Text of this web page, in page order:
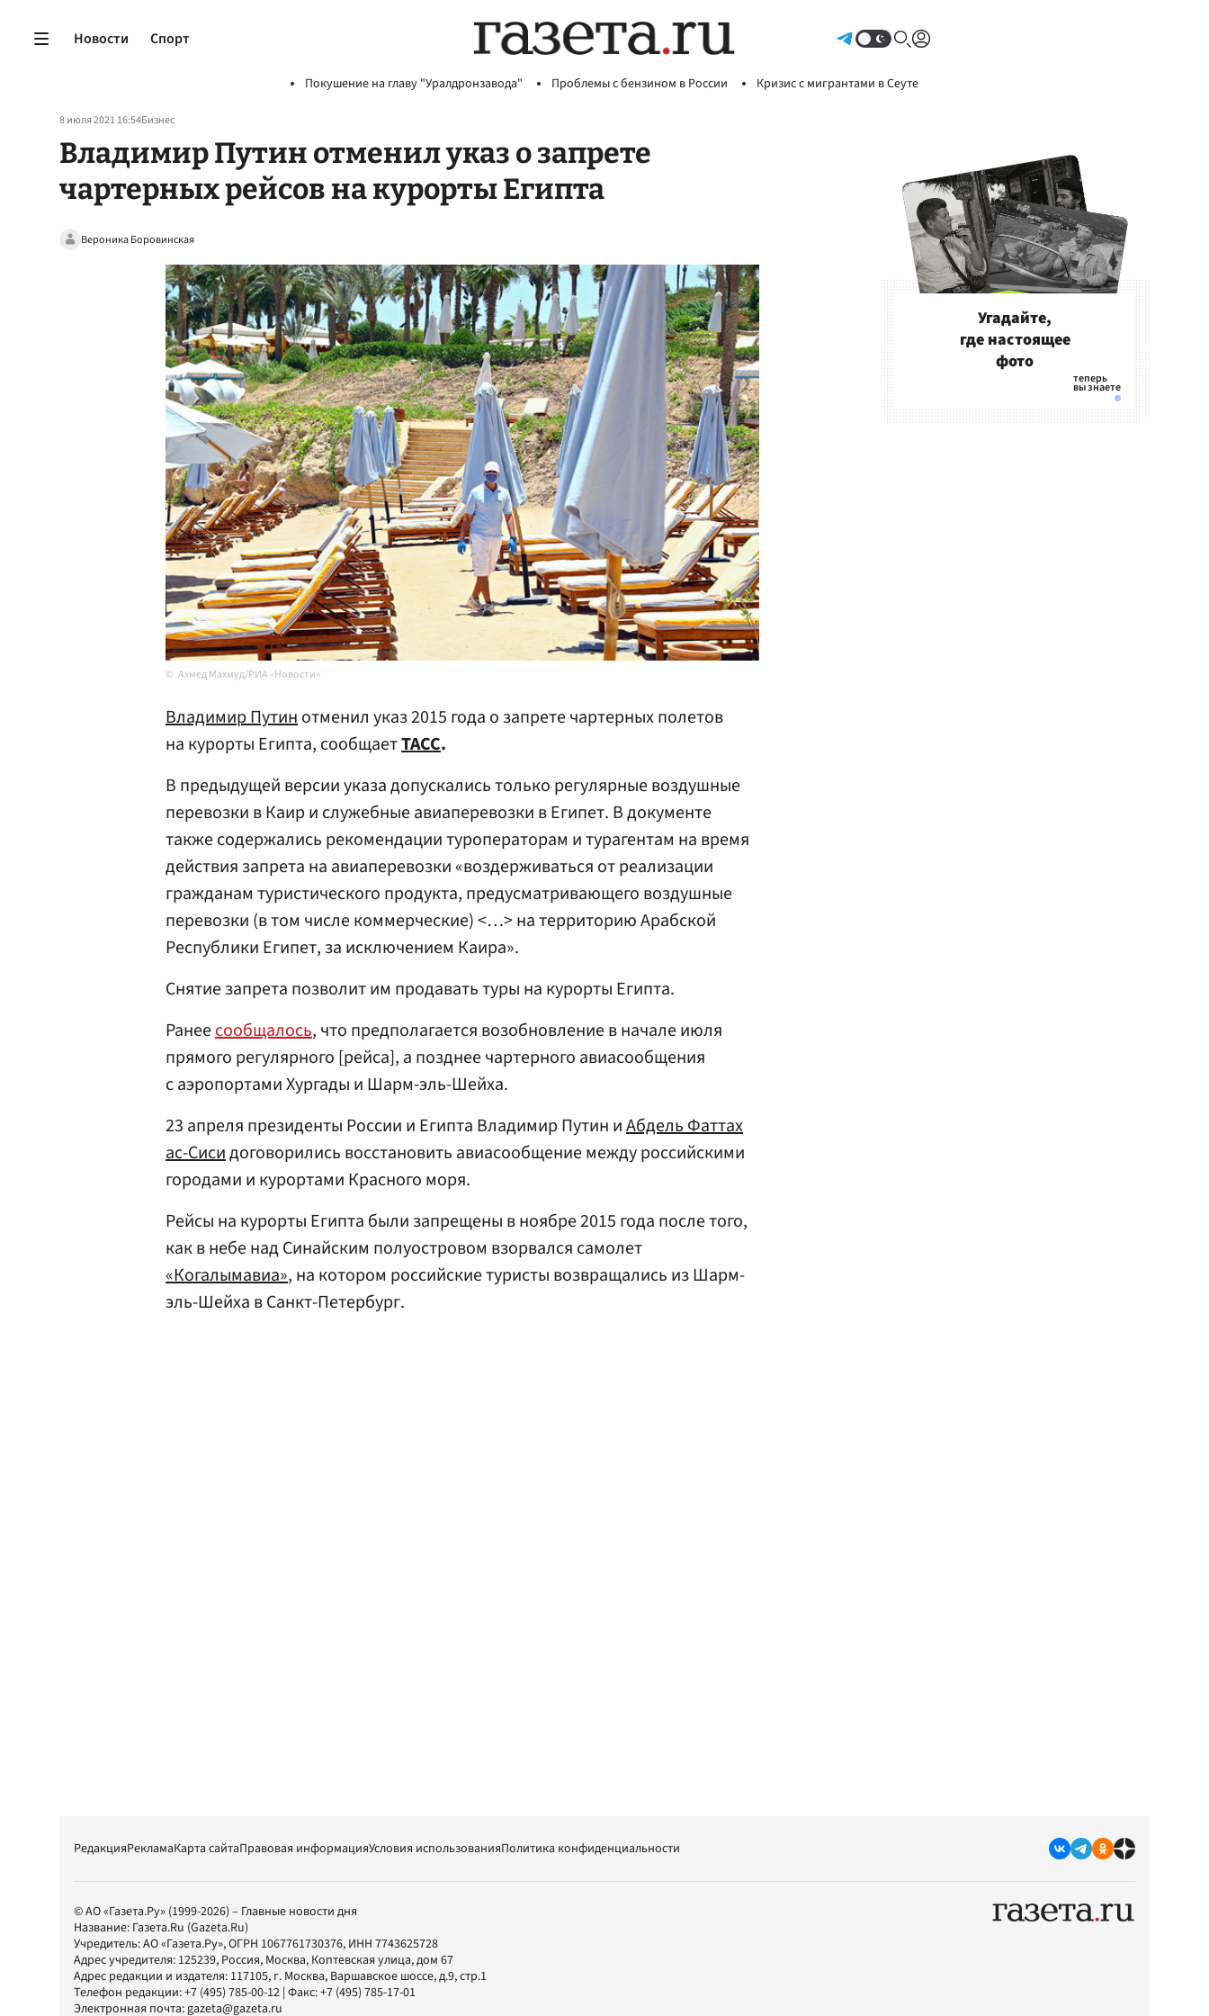
Новости Спорт
Покушение на главу "Уралдронзавода" Проблемы с бензином в России Кризис с мигрантами в Сеуте
8 июля 2021 16:54Бизнес
Владимир Путин отменил указ о запрете
чартерных рейсов на курорты Египта
Вероника Боровинская
Ахмед Махмуд/РИА «Новости»
Владимир Путинотменил указ 2015 года о запрете чартерных полетов
на курорты Египта, сообщаетТАСС.
В предыдущей версии указа допускались только регулярные воздушные
перевозки в Каир и служебные авиаперевозки в Египет. В документе
также содержались рекомендации туроператорам и турагентам на время
действия запрета на авиаперевозки «воздерживаться от реализации
гражданам туристического продукта, предусматривающего воздушные
перевозки (в том числе коммерческие) <…> на территорию Арабской
Республики Египет, за исключением Каира».
Снятие запрета позволит им продавать туры на курорты Египта.
Ранеесообщалось, что предполагается возобновление в начале июля
прямого регулярного [рейса], а позднее чартерного авиасообщения
с аэропортами Хургады и Шарм-эль-Шейха.
23 апреля президенты России и Египта Владимир Путин иАбдель Фаттах
ас-Сисидоговорились восстановить авиасообщение между российскими
городами и курортами Красного моря.
Рейсы на курорты Египта были запрещены в ноябре 2015 года после того,
как в небе над Синайским полуостровом взорвался самолет
«Когалымавиа», на котором российские туристы возвращались из Шарм-
эль-Шейха в Санкт-Петербург.
Угадайте,
где настоящее
фото
РедакцияРекламаКарта сайтаПравовая информацияУсловия использованияПолитика конфиденциальности
© АО «Газета.Ру» (1999-2026) – Главные новости дня
Название: Газета.Ru (Gazeta.Ru)
Учредитель:АО «Газета.Ру», ОГРН 1067761730376, ИНН 7743625728
Адрес учредителя: 125239, Россия, Москва, Коптевская улица, дом 67
Адрес редакции и издателя: 117105, г. Москва, Варшавское шоссе, д.9, стр.1
Телефон редакции:+7 (495) 785-00-12 | Факс:+7 (495) 785-17-01
Электронная почта:gazeta@gazeta.ru